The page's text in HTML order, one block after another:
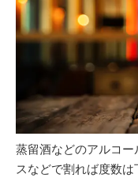
蒸留酒などのアルコ
スなどで割れば度数は